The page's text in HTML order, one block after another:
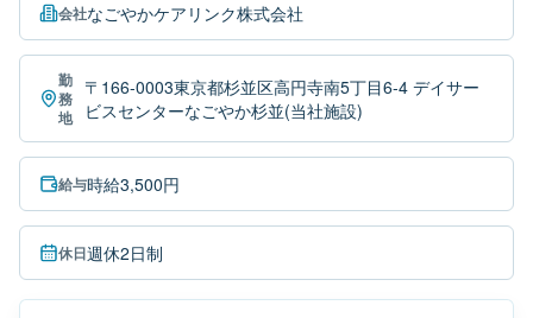
会社なごやかケアリンク株式会社
勤
務
地
〒166-0003東京都杉並区高円寺南5丁目6-4 デイサー
ビスセンターなごやか杉並(当社施設)
給与時給3,500円
休日週休2日制